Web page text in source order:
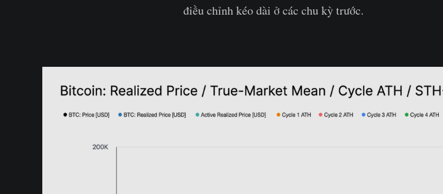
điều chỉnh kéo dài ở các chu kỳ trước.